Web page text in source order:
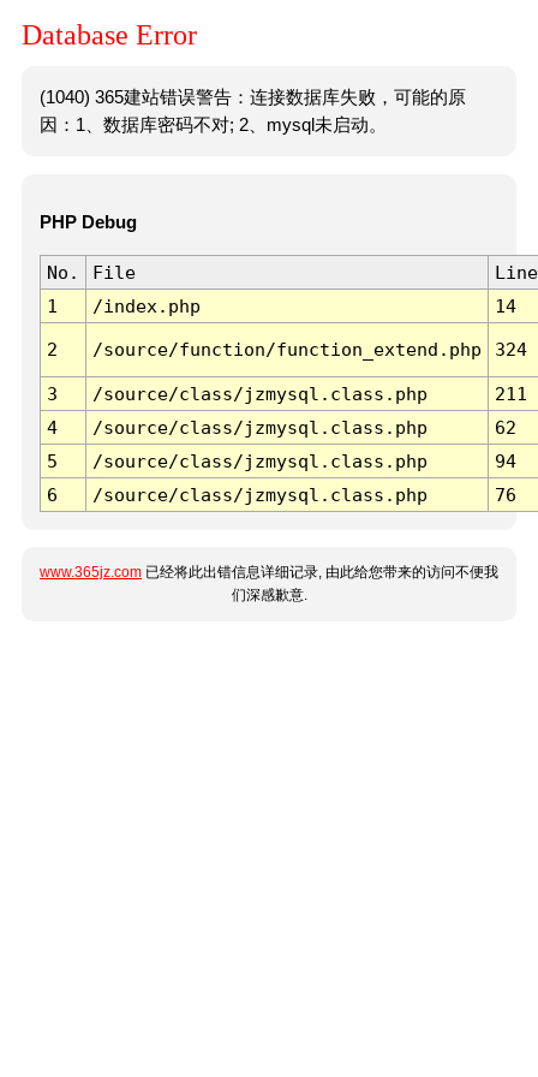
Database Error
(1040) 365建站错误警告：连接数据库失败，可能的原
因：1、数据库密码不对; 2、mysql未启动。
PHP Debug
No. File
Line
1
/index.php 14
2 /source/function/function_extend.php 324
3 /source/class/jzmysql.class.php
211
4
/source/class/jzmysql.class.php
62
5
/source/class/jzmysql.class.php
94
6
/source/class/jzmysql.class.php 76
www.365jz.com 已经将此出错信息详细记录, 由此给您带来的访问不便我
们深感歉意.